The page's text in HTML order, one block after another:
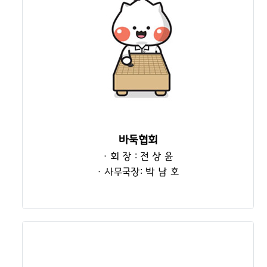
바둑협회
· 회 장 : 전 상 윤
· 사무국장: 박 남 호